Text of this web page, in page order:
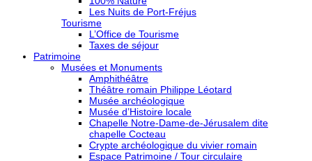
Les Nuits de Port-Fréjus
Tourisme
L’Office de Tourisme
Taxes de séjour
Patrimoine
Musées et Monuments
Amphithéâtre
Théâtre romain Philippe Léotard
Musée archéologique
Musée d’Histoire locale
Chapelle Notre-Dame-de-Jérusalem dite
chapelle Cocteau
Crypte archéologique du vivier romain
Espace Patrimoine / Tour circulaire